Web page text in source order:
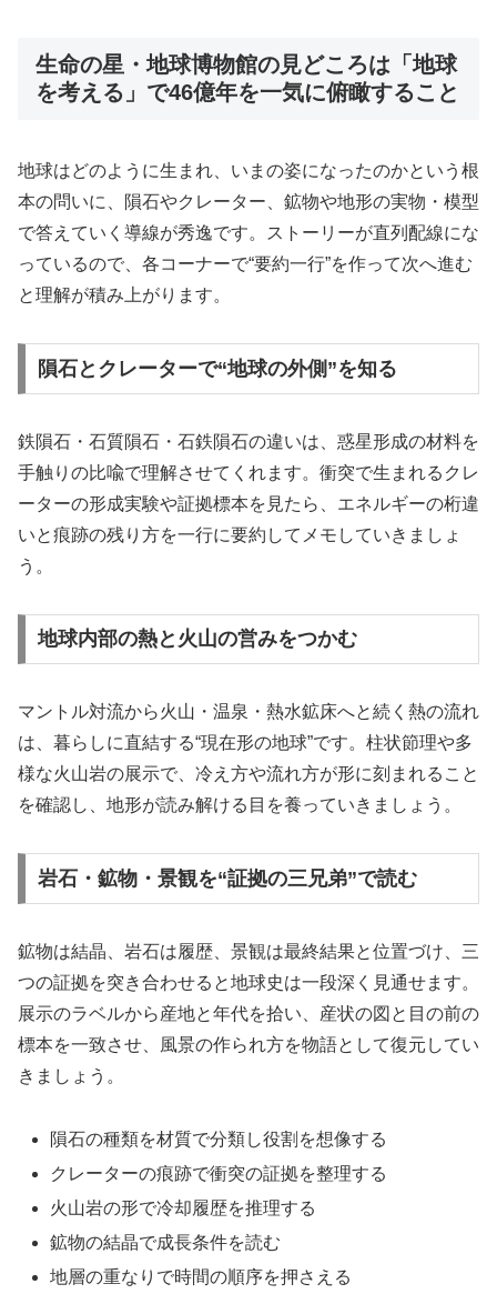
生命の星・地球博物館の見どころは「地球
を考える」で46億年を一気に俯瞰すること
地球はどのように生まれ、いまの姿になったのかという根
本の問いに、隕石やクレーター、鉱物や地形の実物・模型
で答えていく導線が秀逸です。ストーリーが直列配線にな
っているので、各コーナーで“要約一行”を作って次へ進む
と理解が積み上がります。
隕石とクレーターで“地球の外側”を知る
鉄隕石・石質隕石・石鉄隕石の違いは、惑星形成の材料を
手触りの比喩で理解させてくれます。衝突で生まれるクレ
ーターの形成実験や証拠標本を見たら、エネルギーの桁違
いと痕跡の残り方を一行に要約してメモしていきましょ
う。
地球内部の熱と火山の営みをつかむ
マントル対流から火山・温泉・熱水鉱床へと続く熱の流れ
は、暮らしに直結する“現在形の地球”です。柱状節理や多
様な火山岩の展示で、冷え方や流れ方が形に刻まれること
を確認し、地形が読み解ける目を養っていきましょう。
岩石・鉱物・景観を“証拠の三兄弟”で読む
鉱物は結晶、岩石は履歴、景観は最終結果と位置づけ、三
つの証拠を突き合わせると地球史は一段深く見通せます。
展示のラベルから産地と年代を拾い、産状の図と目の前の
標本を一致させ、風景の作られ方を物語として復元してい
きましょう。
隕石の種類を材質で分類し役割を想像する
クレーターの痕跡で衝突の証拠を整理する
火山岩の形で冷却履歴を推理する
鉱物の結晶で成長条件を読む
地層の重なりで時間の順序を押さえる